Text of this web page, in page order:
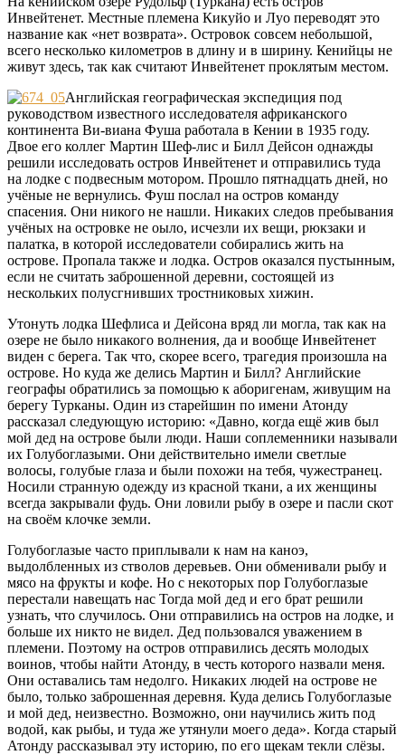
Инвейтенет. Местные племена Кикуйо и Луо переводят это
название как «нет возврата». Островок совсем небольшой,
всего несколько километров в длину и в ширину. Кенийцы не
живут здесь, так как считают Инвейтенет проклятым местом.
Английская географическая экспедиция под
руководством известного исследователя африканского
континента Ви-виана Фуша работала в Кении в 1935 году.
Двое его коллег Мартин Шеф-лис и Билл Дейсон однажды
решили исследовать остров Инвейтенет и отправились туда
на лодке с подвесным мотором. Прошло пятнадцать дней, но
учёные не вернулись. Фуш послал на остров команду
спасения. Они никого не нашли. Никаких следов пребывания
учёных на островке не оыло, исчезли их вещи, рюкзаки и
палатка, в которой исследователи собирались жить на
острове. Пропала также и лодка. Остров оказался пустынным,
если не считать заброшенной деревни, состоящей из
нескольких полусгнивших тростниковых хижин.
Утонуть лодка Шефлиса и Дейсона вряд ли могла, так как на
озере не было никакого волнения, да и вообще Инвейтенет
виден с берега. Так что, скорее всего, трагедия произошла на
острове. Но куда же делись Мартин и Билл? Английские
географы обратились за помощью к аборигенам, живущим на
берегу Турканы. Один из старейшин по имени Атонду
рассказал следующую историю: «Давно, когда ещё жив был
мой дед на острове были люди. Наши соплеменники называли
их Голубоглазыми. Они действительно имели светлые
волосы, голубые глаза и были похожи на тебя, чужестранец.
Носили странную одежду из красной ткани, а их женщины
всегда закрывали фудь. Они ловили рыбу в озере и пасли скот
на своём клочке земли.
Голубоглазые часто приплывали к нам на каноэ,
выдолбленных из стволов деревьев. Они обменивали рыбу и
мясо на фрукты и кофе. Но с некоторых пор Голубоглазые
перестали навещать нас Тогда мой дед и его брат решили
узнать, что случилось. Они отправились на остров на лодке, и
больше их никто не видел. Дед пользовался уважением в
племени. Поэтому на остров отправились десять молодых
воинов, чтобы найти Атонду, в честь которого назвали меня.
Они оставались там недолго. Никаких людей на острове не
было, только заброшенная деревня. Куда делись Голубоглазые
и мой дед, неизвестно. Возможно, они научились жить под
водой, как рыбы, и туда же утянули моего деда». Когда старый
Атонду рассказывал эту историю, по его щекам текли слёзы.